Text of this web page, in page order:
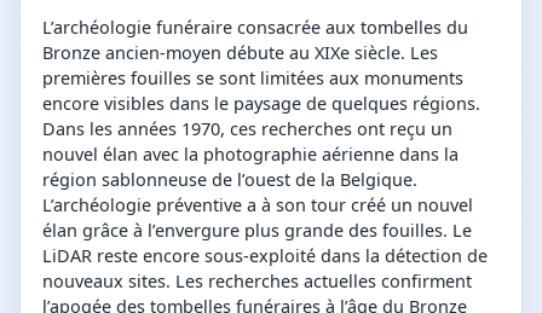
L’archéologie funéraire consacrée aux tombelles du
Bronze ancien-moyen débute au XIXe siècle. Les
premières fouilles se sont limitées aux monuments
encore visibles dans le paysage de quelques régions.
Dans les années 1970, ces recherches ont reçu un
nouvel élan avec la photographie aérienne dans la
région sablonneuse de l’ouest de la Belgique.
L’archéologie préventive a à son tour créé un nouvel
élan grâce à l’envergure plus grande des fouilles. Le
LiDAR reste encore sous-exploité dans la détection de
nouveaux sites. Les recherches actuelles confirment
l’apogée des tombelles funéraires à l’âge du Bronze